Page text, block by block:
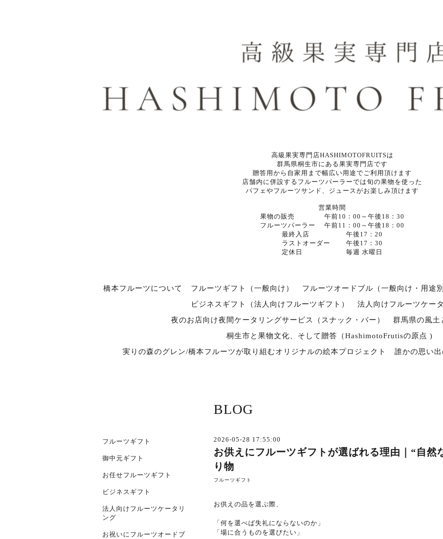
高級果実専門店HASHIMOTOFRUITSは
群馬県桐生市にある果実専門店です
贈答用から自家用まで幅広い用途でご利用頂けます
店舗内に併設するフルーツパーラーでは旬の果物を使った
パフェやフルーツサンド、ジュースがお楽しみ頂けます
営業時間
果物の販売 午前10：00～午後18：30
フルーツパーラー 午前11：00～午後18：00
最終入店 午後17：20
ラストオーダー 午後17：30
定休日 毎週 水曜日
橋本フルーツについて フルーツギフト（一般向け）
フルーツオードブル（一般向け・用途
ビジネスギフト（法人向けフルーツギフト）
法人向けフルーツケー
夜のお店向け夜間ケータリングサービス（スナック・バー）
群馬県の風土
桐生市と果物文化、そして贈答（HashimotoFrutisの原点 )
実りの森のグレン/橋本フルーツが取り組むオリジナルの絵本プロジェクト
誰かの思い
BLOG
2026-05-28 17:55:00
お供えにフルーツギフトが選ばれる理由｜“自然
り物
フルーツギフト
お供えの品を選ぶ際、
「何を選べば失礼にならないのか」
「場に合うものを選びたい」
フルーツギフト
御中元ギフト
お任せフルーツギフト
ビジネスギフト
法人向けフルーツケータリ
ング
お祝いにフルーツオードブ